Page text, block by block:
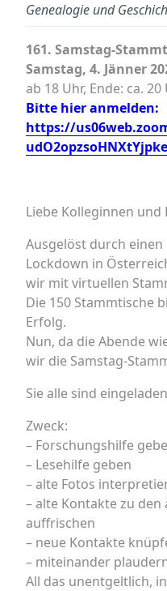
Genealogie und
161. Samstag-
Samstag, 4. Jänner
ab 18 Uhr, Ende: ca. 20
Bitte hier anmelden:
https://
Liebe Kolleginnen und
Ausgelöst durch
Lockdown in
wir mit virtuellen
Die 150 Stammtische
Erfolg.
Nun, da die Abende
wir die Samstag-
Sie alle sind
Zweck:
– Forschungshilfe
– Lesehilfe geben
– alte Fotos
– alte Kontakte zu
auffrischen
– neue Kontakte
– miteinander
All das unentgeltlich,